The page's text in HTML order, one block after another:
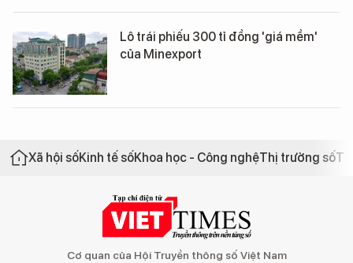
Lô trái phiếu 300 tỉ đồng 'giá mềm'
của Minexport
Xã hội sốKinh tế sốKhoa học - Công nghệThị trường số
Cơ quan của Hội Truyền thông số Việt Nam